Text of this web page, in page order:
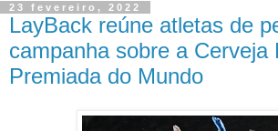
23 fevereiro, 2022
LayBack reúne atletas de
campanha sobre a Cerveja
Premiada do Mundo